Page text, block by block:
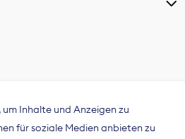
Inhalte und Anzeigen zu
für soziale Medien anbieten zu